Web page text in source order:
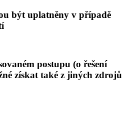
být uplatněny v případě
postupu (o řešení
získat také z jiných zdrojů